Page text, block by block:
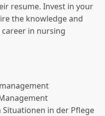
resume. Invest in your
the knowledge and
in nursing
in der Pflege